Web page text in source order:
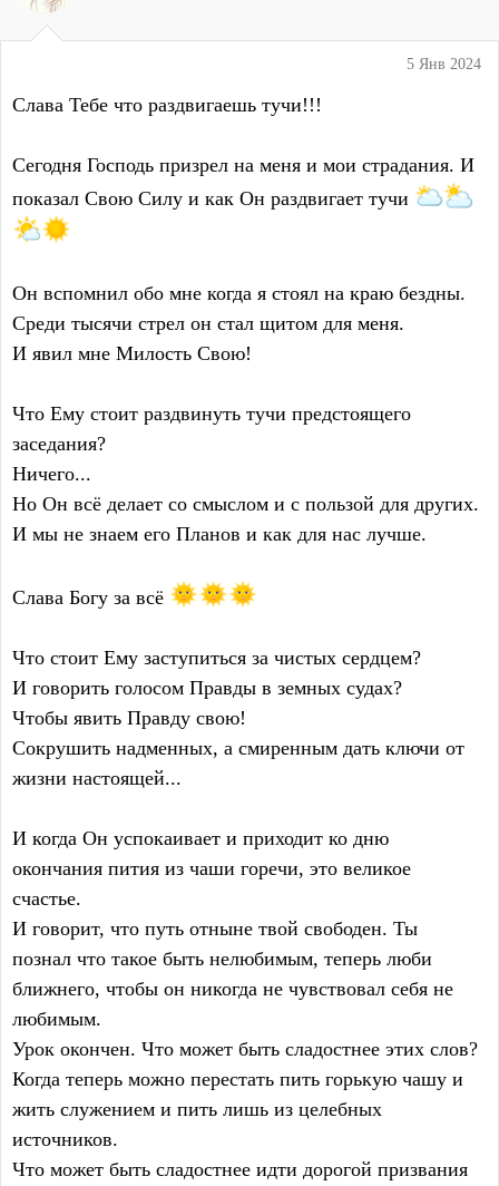
и
5 Янв 2024
Слава Тебе что раздвигаешь тучи!!!
Сегодня Господь призрел на меня и мои страдания. И
показал Свою Силу и как Он раздвигает тучи
Он вспомнил обо мне когда я стоял на краю бездны.
Среди тысячи стрел он стал щитом для меня.
И явил мне Милость Свою!
Что Ему стоит раздвинуть тучи предстоящего
заседания?
Ничего...
Но Он всё делает со смыслом и с пользой для других.
И мы не знаем его Планов и как для нас лучше.
Слава Богу за всё
Что стоит Ему заступиться за чистых сердцем?
И говорить голосом Правды в земных судах?
Чтобы явить Правду свою!
Сокрушить надменных, а смиренным дать ключи от
жизни настоящей...
И когда Он успокаивает и приходит ко дню
окончания пития из чаши горечи, это великое
счастье.
И говорит, что путь отныне твой свободен. Ты
познал что такое быть нелюбимым, теперь люби
ближнего, чтобы он никогда не чувствовал себя не
любимым.
Урок окончен. Что может быть сладостнее этих слов?
Когда теперь можно перестать пить горькую чашу и
жить служением и пить лишь из целебных
источников.
Что может быть сладостнее идти дорогой призвания